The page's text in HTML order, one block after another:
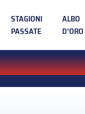
STAGIONI
PASSATE
ALBO
D’ORO